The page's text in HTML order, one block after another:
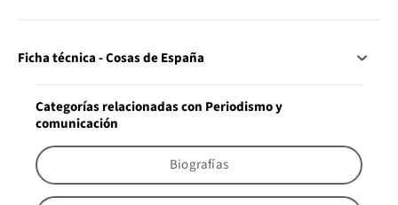
Ficha técnica - Cosas de España
Categorías relacionadas con Periodismo y
comunicación
Biografías